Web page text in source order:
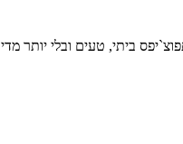
טעים ובלי יותר מדי שמן או קלוריות